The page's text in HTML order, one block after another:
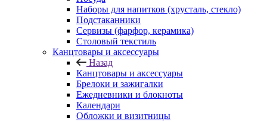
Наборы для напитков (хрусталь, стекло)
Подстаканники
Сервизы (фарфор, керамика)
Столовый текстиль
Канцтовары и аксессуары
Назад
Канцтовары и аксессуары
Брелоки и зажигалки
Ежедневники и блокноты
Календари
Обложки и визитницы